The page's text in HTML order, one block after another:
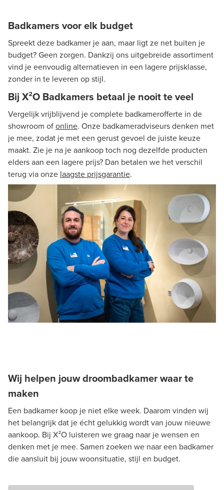
Badkamers voor elk budget
Spreekt deze badkamer je aan, maar ligt ze net buiten je
budget? Geen zorgen. Dankzij ons uitgebreide assortiment
vind je eenvoudig alternatieven in een lagere prijsklasse,
zonder in te leveren op stijl.
Bij X²O Badkamers betaal je nooit te veel
Vergelijk vrijblijvend je complete badkamerofferte in de
showroom ofonline. Onze badkameradviseurs denken met
je mee, zodat je met een gerust gevoel de juiste keuze
maakt. Zie je na je aankoop toch nog dezelfde producten
elders aan een lagere prijs? Dan betalen we het verschil
terug via onze laagste prijsgarantie.
Wij helpen jouw droombadkamer waar te
maken
Een badkamer koop je niet elke week. Daarom vinden wij
het belangrijk dat je écht gelukkig wordt van jouw nieuwe
aankoop. Bij X²O luisteren we graag naar je wensen en
denken met je mee. Samen zoeken we naar een badkamer
die aansluit bij jouw woonsituatie, stijl en budget.